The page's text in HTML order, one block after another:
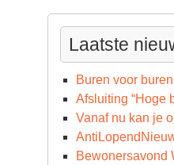
Laatste
Buren voor buren
Afsluiting “Hoge
Vanaf nu kan je
Bewonersavond